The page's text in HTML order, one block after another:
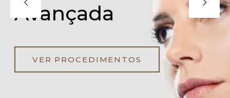
Avançada
VER PROCEDIMENTOS